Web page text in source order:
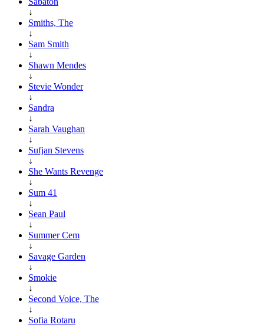
↓
Smiths, The
↓
Sam Smith
↓
Shawn Mendes
↓
Stevie Wonder
↓
Sandra
↓
Sarah Vaughan
↓
Sufjan Stevens
↓
She Wants Revenge
↓
Sum 41
↓
Sean Paul
↓
Summer Cem
↓
Savage Garden
↓
Smokie
↓
Second Voice, The
↓
Sofia Rotaru